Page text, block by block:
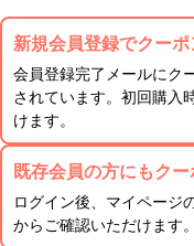
新規会員登録でクーポ
会員登録完了メールにク
されています。初回購入
けます。
既存会員の方にもク
ログイン後、マイページ
からご確認いただけます。